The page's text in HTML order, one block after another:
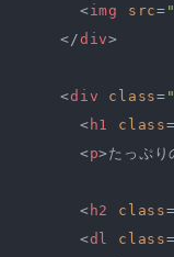
<img src=
</div>
<div class=
< h1 class=
<p> たっぷり
< h2 class=
<dl class=